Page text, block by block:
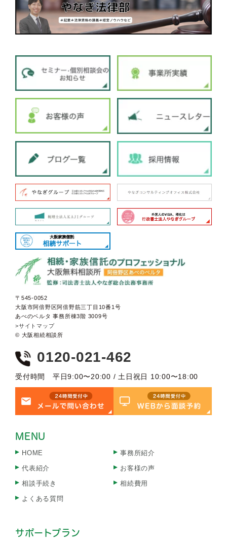
〒545-0052
大阪市阿倍野区阿倍野筋三丁目10番1号
あべのベルタ 事務所棟3階 3009号
>サイトマップ
© 大阪相続相談所
0120-021-462
受付時間 平日9:00〜20:00 / 土日祝日 10:00〜18:00
MENU
HOME
代表紹介
相談手続き
よくある質問
事務所紹介
お客様の声
相続費用
サポートプラン